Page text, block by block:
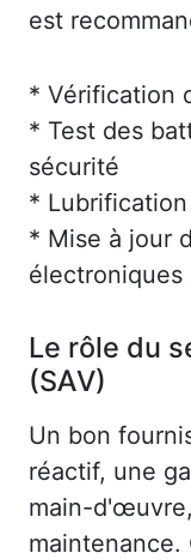
est
* Vérification
* Test des
sécurité
*
* Mise à jour
électroniques
Le rôle du
(SAV)
Un bon
réactif, une
main-
maintenance.